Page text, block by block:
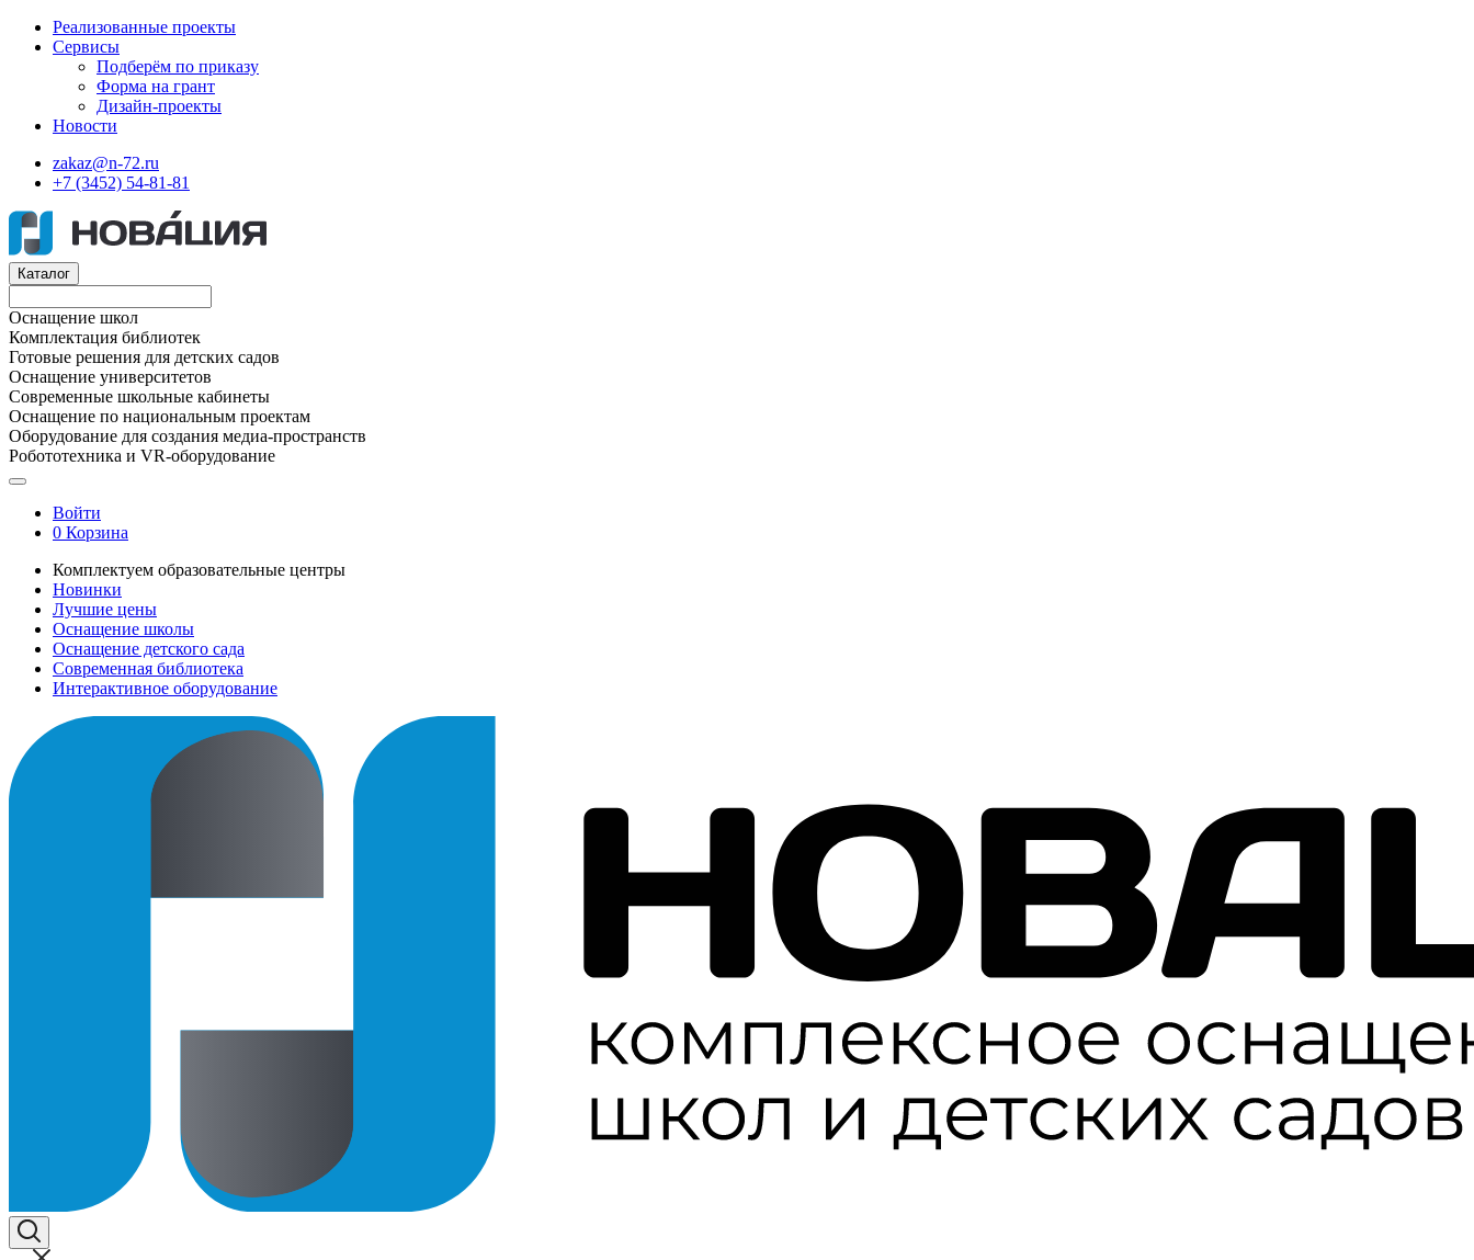
Реализованные проекты
Сервисы
Подберём по приказу
Форма на грант
Дизайн-проекты
Новости
zakaz@n-72.ru
+7 (3452) 54-81-81
Каталог
Оснащение школ
Комплектация библиотек
Готовые решения для детских садов
Оснащение университетов
Современные школьные кабинеты
Оснащение по национальным проектам
Оборудование для создания медиа-пространств
Робототехника и VR-оборудование
Войти
0 Корзина
Комплектуем образовательные центры
Новинки
Лучшие цены
Оснащение школы
Оснащение детского сада
Современная библиотека
Интерактивное оборудование